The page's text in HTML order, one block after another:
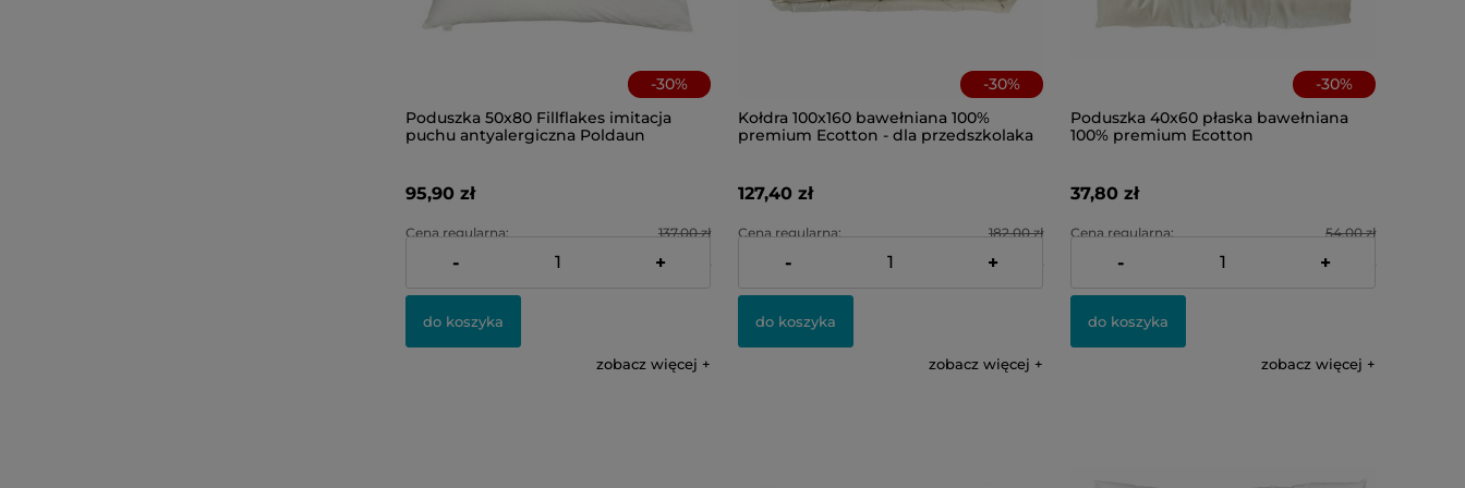
-30%
Poduszka 50x80 Fillflakes imitacja
puchu antyalergiczna Poldaun
95,90 zł
Cena regularna: 137,00 zł
Najniższa cena: 95,90 zł
- +
do koszyka
zobacz więcej
-30%
Kołdra 100x160 bawełniana 100%
premium Ecotton - dla przedszkolaka
127,40 zł
Cena regularna: 182,00 zł
Najniższa cena: 127,40 zł
- +
do koszyka
zobacz więcej
-30%
Poduszka 40x60 płaska bawełniana
100% premium Ecotton
37,80 zł
Cena regularna: 54,00 zł
Najniższa cena: 37,80 zł
- +
do koszyka
zobacz więcej